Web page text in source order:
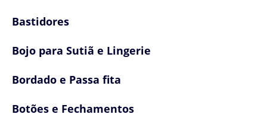
Bastidores
Bojo para Sutiã e Lingerie
Bordado e Passa fita
Botões e Fechamentos